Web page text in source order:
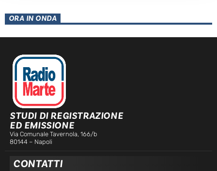
ORA IN ONDA
STUDI DI REGISTRAZIONE
ED EMISSIONE
Via Comunale Tavernola, 166/b
80144 – Napoli
CONTATTI